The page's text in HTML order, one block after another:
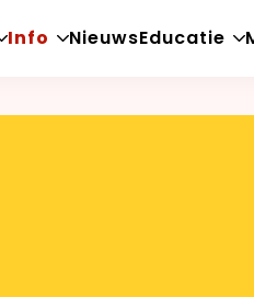
Info
NieuwsEducatie